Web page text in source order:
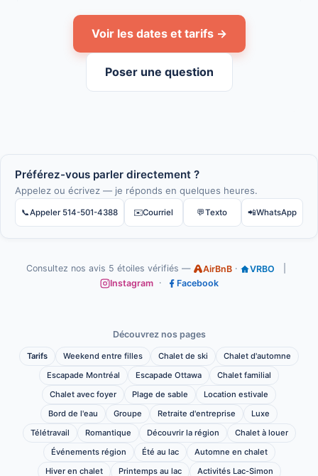
Voir les dates et tarifs →
Poser une question
Préférez-vous parler directement ?
Appelez ou écrivez — je réponds en quelques heures.
📞Appeler 514-501-4388 ✉️Courriel 💬Texto 📲WhatsApp
Consultez nos avis 5 étoiles vérifiés — AirBnB · VRBO
Instagram
· Facebook
Découvrez nos pages
Tarifs Weekend entre filles Chalet de ski
Chalet d'automne
Escapade Montréal
Escapade Ottawa
Chalet familial
Chalet avec foyer
Plage de sable
Location estivale
Bord de l'eau
Groupe Retraite d'entreprise
Luxe
Télétravail
Romantique Découvrir la région
Chalet à louer
Événements région
Été au lac
Automne en chalet
Hiver en chalet
Printemps au lac Activités Lac-Simon